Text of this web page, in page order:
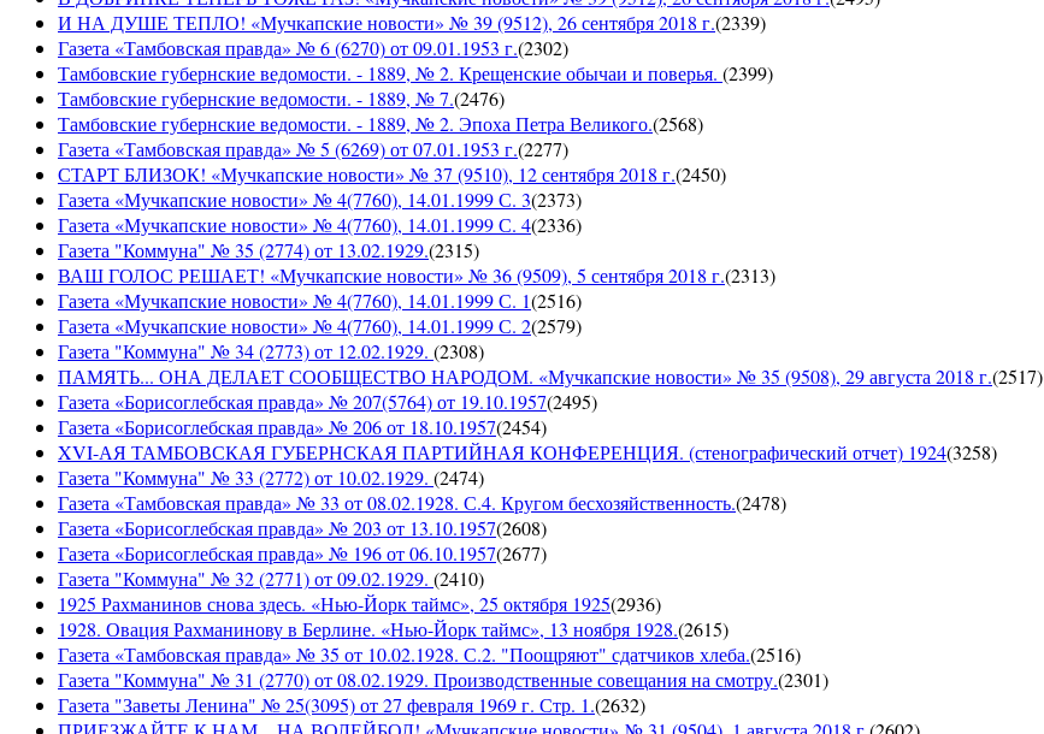
И НА ДУШЕ ТЕПЛО! «Мучкапские новости» № 39 (9512), 26 сентября 2018 г.(2339)
Газета «Тамбовская правда» № 6 (6270) от 09.01.1953 г.(2302)
Тамбовские губернские ведомости. - 1889, № 2. Крещенские обычаи и поверья. (2399)
Тамбовские губернские ведомости. - 1889, № 7.(2476)
Тамбовские губернские ведомости. - 1889, № 2. Эпоха Петра Великого.(2568)
Газета «Тамбовская правда» № 5 (6269) от 07.01.1953 г.(2277)
СТАРТ БЛИЗОК! «Мучкапские новости» № 37 (9510), 12 сентября 2018 г.(2450)
Газета «Мучкапские новости» № 4(7760), 14.01.1999 С. 3(2373)
Газета «Мучкапские новости» № 4(7760), 14.01.1999 С. 4(2336)
Газета "Коммуна" № 35 (2774) от 13.02.1929.(2315)
ВАШ ГОЛОС РЕШАЕТ! «Мучкапские новости» № 36 (9509), 5 сентября 2018 г.(2313)
Газета «Мучкапские новости» № 4(7760), 14.01.1999 С. 1(2516)
Газета «Мучкапские новости» № 4(7760), 14.01.1999 С. 2(2579)
Газета "Коммуна" № 34 (2773) от 12.02.1929. (2308)
ПАМЯТЬ... ОНА ДЕЛАЕТ СООБЩЕСТВО НАРОДОМ. «Мучкапские новости» № 35 (9508), 29 августа 2018 г.(2517)
Газета «Борисоглебская правда» № 207(5764) от 19.10.1957(2495)
Газета «Борисоглебская правда» № 206 от 18.10.1957(2454)
XVI-АЯ ТАМБОВСКАЯ ГУБЕРНСКАЯ ПАРТИЙНАЯ КОНФЕРЕНЦИЯ. (стенографический отчет) 1924(3258)
Газета "Коммуна" № 33 (2772) от 10.02.1929. (2474)
Газета «Тамбовская правда» № 33 от 08.02.1928. С.4. Кругом бесхозяйственность.(2478)
Газета «Борисоглебская правда» № 203 от 13.10.1957(2608)
Газета «Борисоглебская правда» № 196 от 06.10.1957(2677)
Газета "Коммуна" № 32 (2771) от 09.02.1929. (2410)
1925 Рахманинов снова здесь. «Нью-Йорк таймс», 25 октября 1925(2936)
1928. Овация Рахманинову в Берлине. «Нью-Йорк таймс», 13 ноября 1928.(2615)
Газета «Тамбовская правда» № 35 от 10.02.1928. С.2. "Поощряют" сдатчиков хлеба.(2516)
Газета "Коммуна" № 31 (2770) от 08.02.1929. Производственные совещания на смотру.(2301)
Газета "Заветы Ленина" № 25(3095) от 27 февраля 1969 г. Стр. 1.(2632)